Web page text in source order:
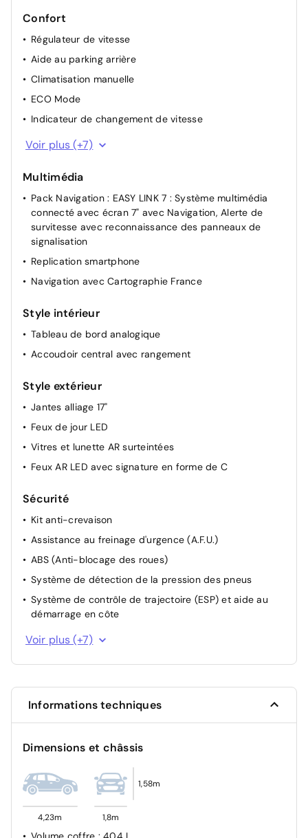
Confort
Régulateur de vitesse
Aide au parking arrière
Climatisation manuelle
ECO Mode
Indicateur de changement de vitesse
Commutation automatique des feux de
route/croisement
Lunette arrière chauffante
Rétroviseurs extérieurs dégivrants, réglables et
rabattables manuellement
Rétroviseur intérieur jour/nuit
Lève-vitres AV électriques (impulsionnel conducteur)
Vitres électriques à impulsion
Carte accès et démarrage mains libres
Voir plus (+7)
Multimédia
Pack Navigation : EASY LINK 7 : Système multimédia
connecté avec écran 7" avec Navigation, Alerte de
survitesse avec reconnaissance des panneaux de
signalisation
Replication smartphone
Navigation avec Cartographie France
Style intérieur
Tableau de bord analogique
Accoudoir central avec rangement
Style extérieur
Jantes alliage 17"
Feux de jour LED
Vitres et lunette AR surteintées
Feux AR LED avec signature en forme de C
Sécurité
Kit anti-crevaison
Assistance au freinage d'urgence (A.F.U.)
ABS (Anti-blocage des roues)
Système de détection de la pression des pneus
Système de contrôle de trajectoire (ESP) et aide au
démarrage en côte
Freinage actif d'urgence avec détection piétons et
cyclistes (AEBS City + Inter Urbain + Piéton)
Allumage automatique des feux avec capteur de
Détection des marquages au sol
Airbag frontal conducteur et passager
Système de fixation ISOFIX
Airbag passager déconnectable
Voir plus (+7)
Informations techniques
Dimensions et châssis
4,23m 1,8m
1,58m